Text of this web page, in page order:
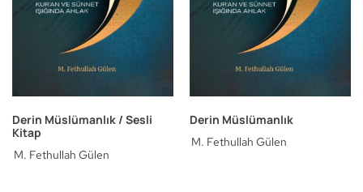
Derin Müslümanlık / Sesli
Kitap
M. Fethullah Gülen
Derin Müslümanlık
M. Fethullah Gülen